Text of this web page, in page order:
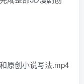
原创小说写法.mp4